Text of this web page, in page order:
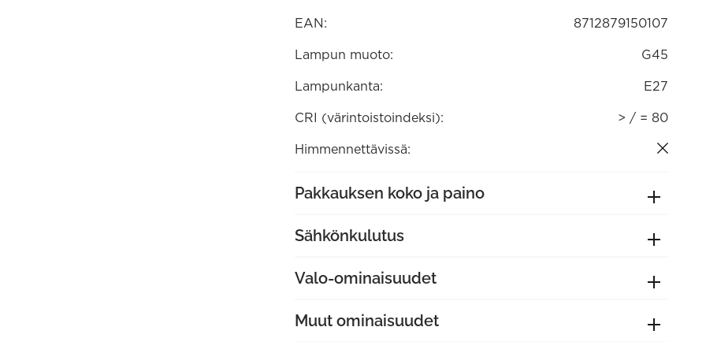
EAN: 8712879150107
Lampun muoto: G45
Lampunkanta: E27
CRI (värintoistoindeksi): > / = 80
Himmennettävissä:
Pakkauksen koko ja paino
Sähkönkulutus
Valo-ominaisuudet
Muut ominaisuudet